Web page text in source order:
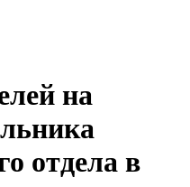
на
отдела в